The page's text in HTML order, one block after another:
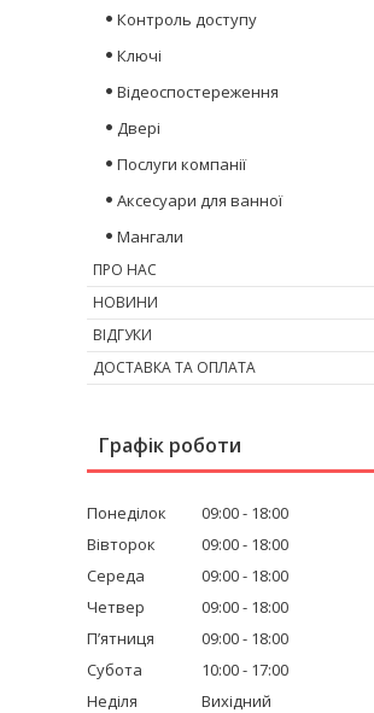
Контроль доступу
Ключі
Відеоспостереження
Двері
Послуги компанії
Аксесуари для ванної
Мангали
ПРО НАС
НОВИНИ
ВІДГУКИ
ДОСТАВКА ТА ОПЛАТА
Графік роботи
Понеділок 09:00
18:00
Вівторок
09:00
18:00
Середа
09:00
18:00
Четвер
09:00
18:00
Пʼятниця
09:00
18:00
Субота
10:00
17:00
Неділя
Вихідний